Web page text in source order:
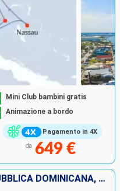
Pagamento in 4X
Mini Club bambini gratis
Animazione a bordo
da 649 €
STATI UNITI, BAHAMAS, REPUBBLICA DOMINICANA, PORTORICO